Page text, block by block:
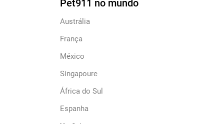
Pet911 no mundo
Austrália
França
México
Singapoure
África do Sul
Espanha